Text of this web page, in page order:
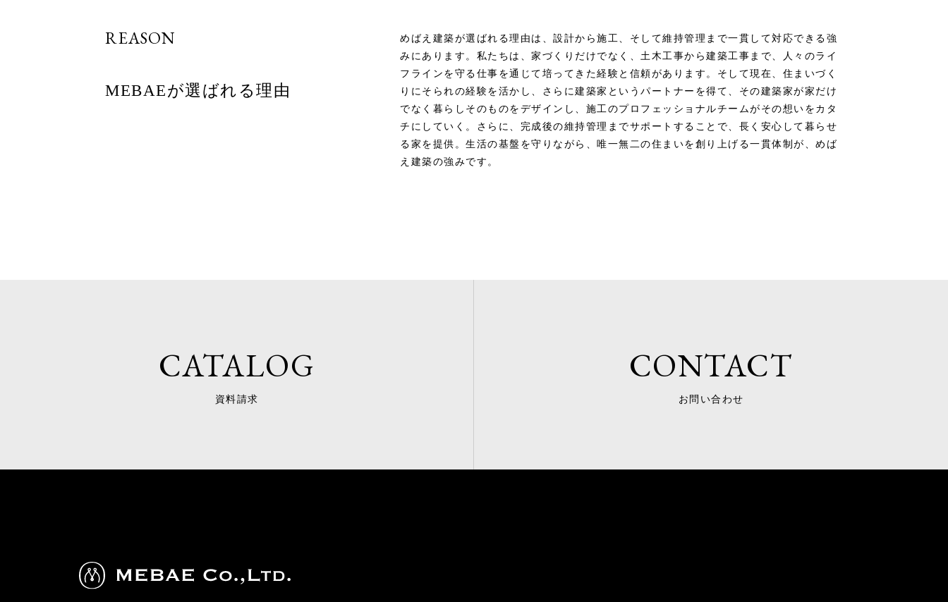
REASON
MEBAEが選ばれる理由
めばえ建築が選ばれる理由は、設計から施工、そして維持管理まで一貫して対応できる強
みにあります。私たちは、家づくりだけでなく、土木工事から建築工事まで、人々のライ
フラインを守る仕事を通じて培ってきた経験と信頼があります。そして現在、住まいづく
りにそられの経験を活かし、さらに建築家というパートナーを得て、その建築家が家だけ
でなく暮らしそのものをデザインし、施工のプロフェッショナルチームがその想いをカタ
チにしていく。さらに、完成後の維持管理までサポートすることで、長く安心して暮らせ
る家を提供。生活の基盤を守りながら、唯一無二の住まいを創り上げる一貫体制が、めば
え建築の強みです。
CATALOG
資料請求
CONTACT
お問い合わせ